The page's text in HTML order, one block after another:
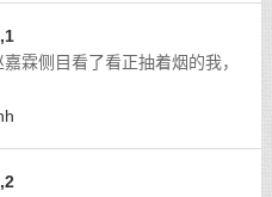
目看了看正抽着烟的我，